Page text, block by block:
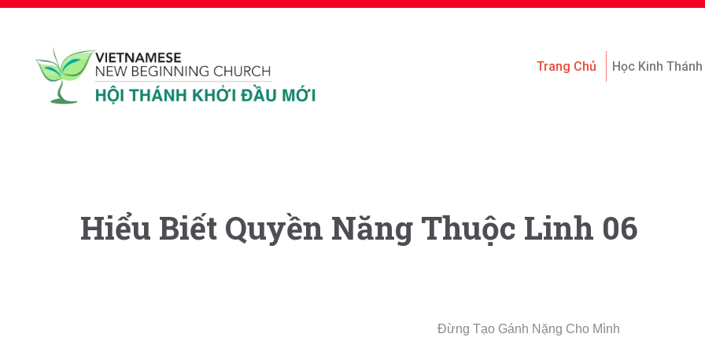
Trang Chủ Học Kinh Thánh
Hiểu Biết Quyền Năng Thuộc Linh 06
Đừng Tạo Gánh Nặng Cho Mình